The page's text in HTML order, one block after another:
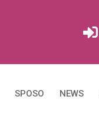
SPOSO NEWS